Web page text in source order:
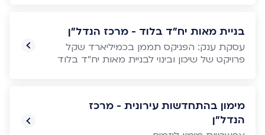
בניית מאות יח"ד בלוד - מרכז הנדל"ן
עסקת ענק: הפניקס תממן בכמיליארד שקל
פרויקט של שיכון ובינוי לבניית מאות יח"ד בלוד
מימון בהתחדשות עירונית - מרכז
הנדל"ן